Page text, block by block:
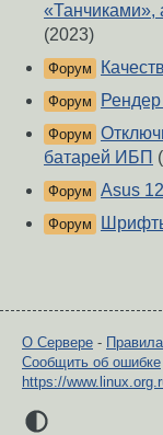
«Танчиками»,
(2023)
Форум
Форум
Форум
батарей ИБП
Форум Asus
Форум
О Сервере -
Сообщить об ошибке
https://